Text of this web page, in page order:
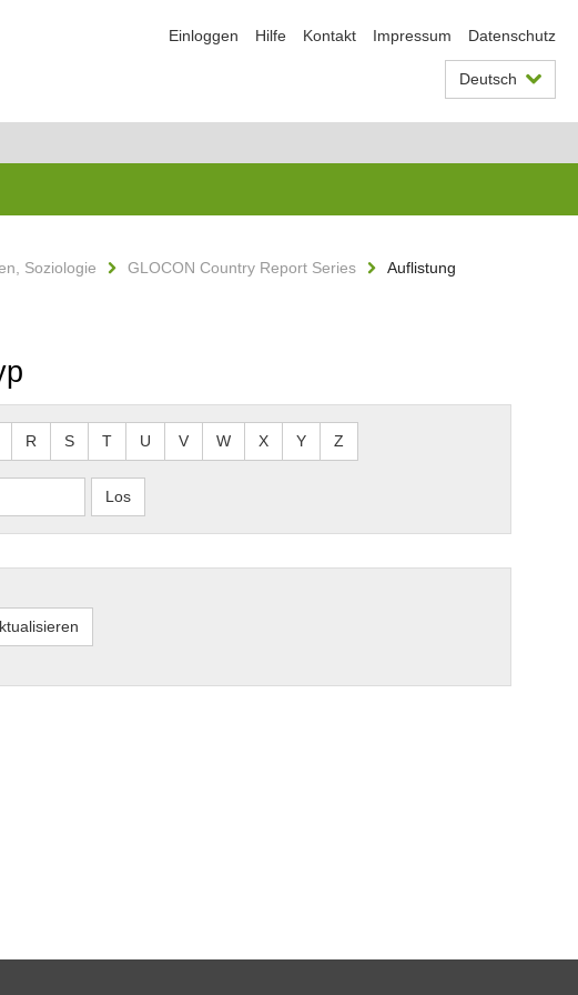
Einloggen Hilfe Kontakt Impressum Datenschutz
Deutsch
Soziologie GLOCON Country Report Series
Auflistung
R S T U V W X Y Z